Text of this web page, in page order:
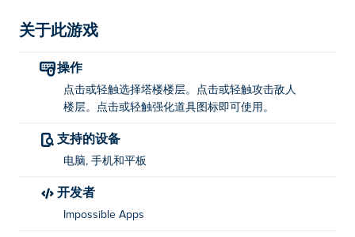
关于此游戏
操作
点击或轻触选择塔楼楼层。点击或轻触攻击敌人
楼层。点击或轻触强化道具图标即可使用。
支持的设备
电脑, 手机和平板
开发者
Impossible Apps